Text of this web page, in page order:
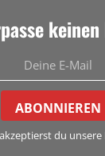
ABONNIEREN
du